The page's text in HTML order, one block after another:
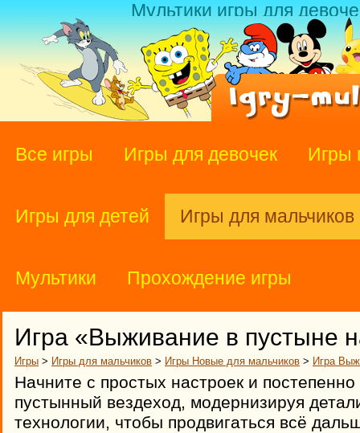
Мультики игры для
Все игры Игры для девочек Игры
Игры для детей Игры для мальчиков
Мультики Прохождение игры
Игра «Выживание в пустыне
Игры > Игры для мальчиков > Игры Новые для мальчиков > Игра
Начните с простых настроек и
пустынный вездеход, модернизируя
технологии, чтобы продвигаться всё